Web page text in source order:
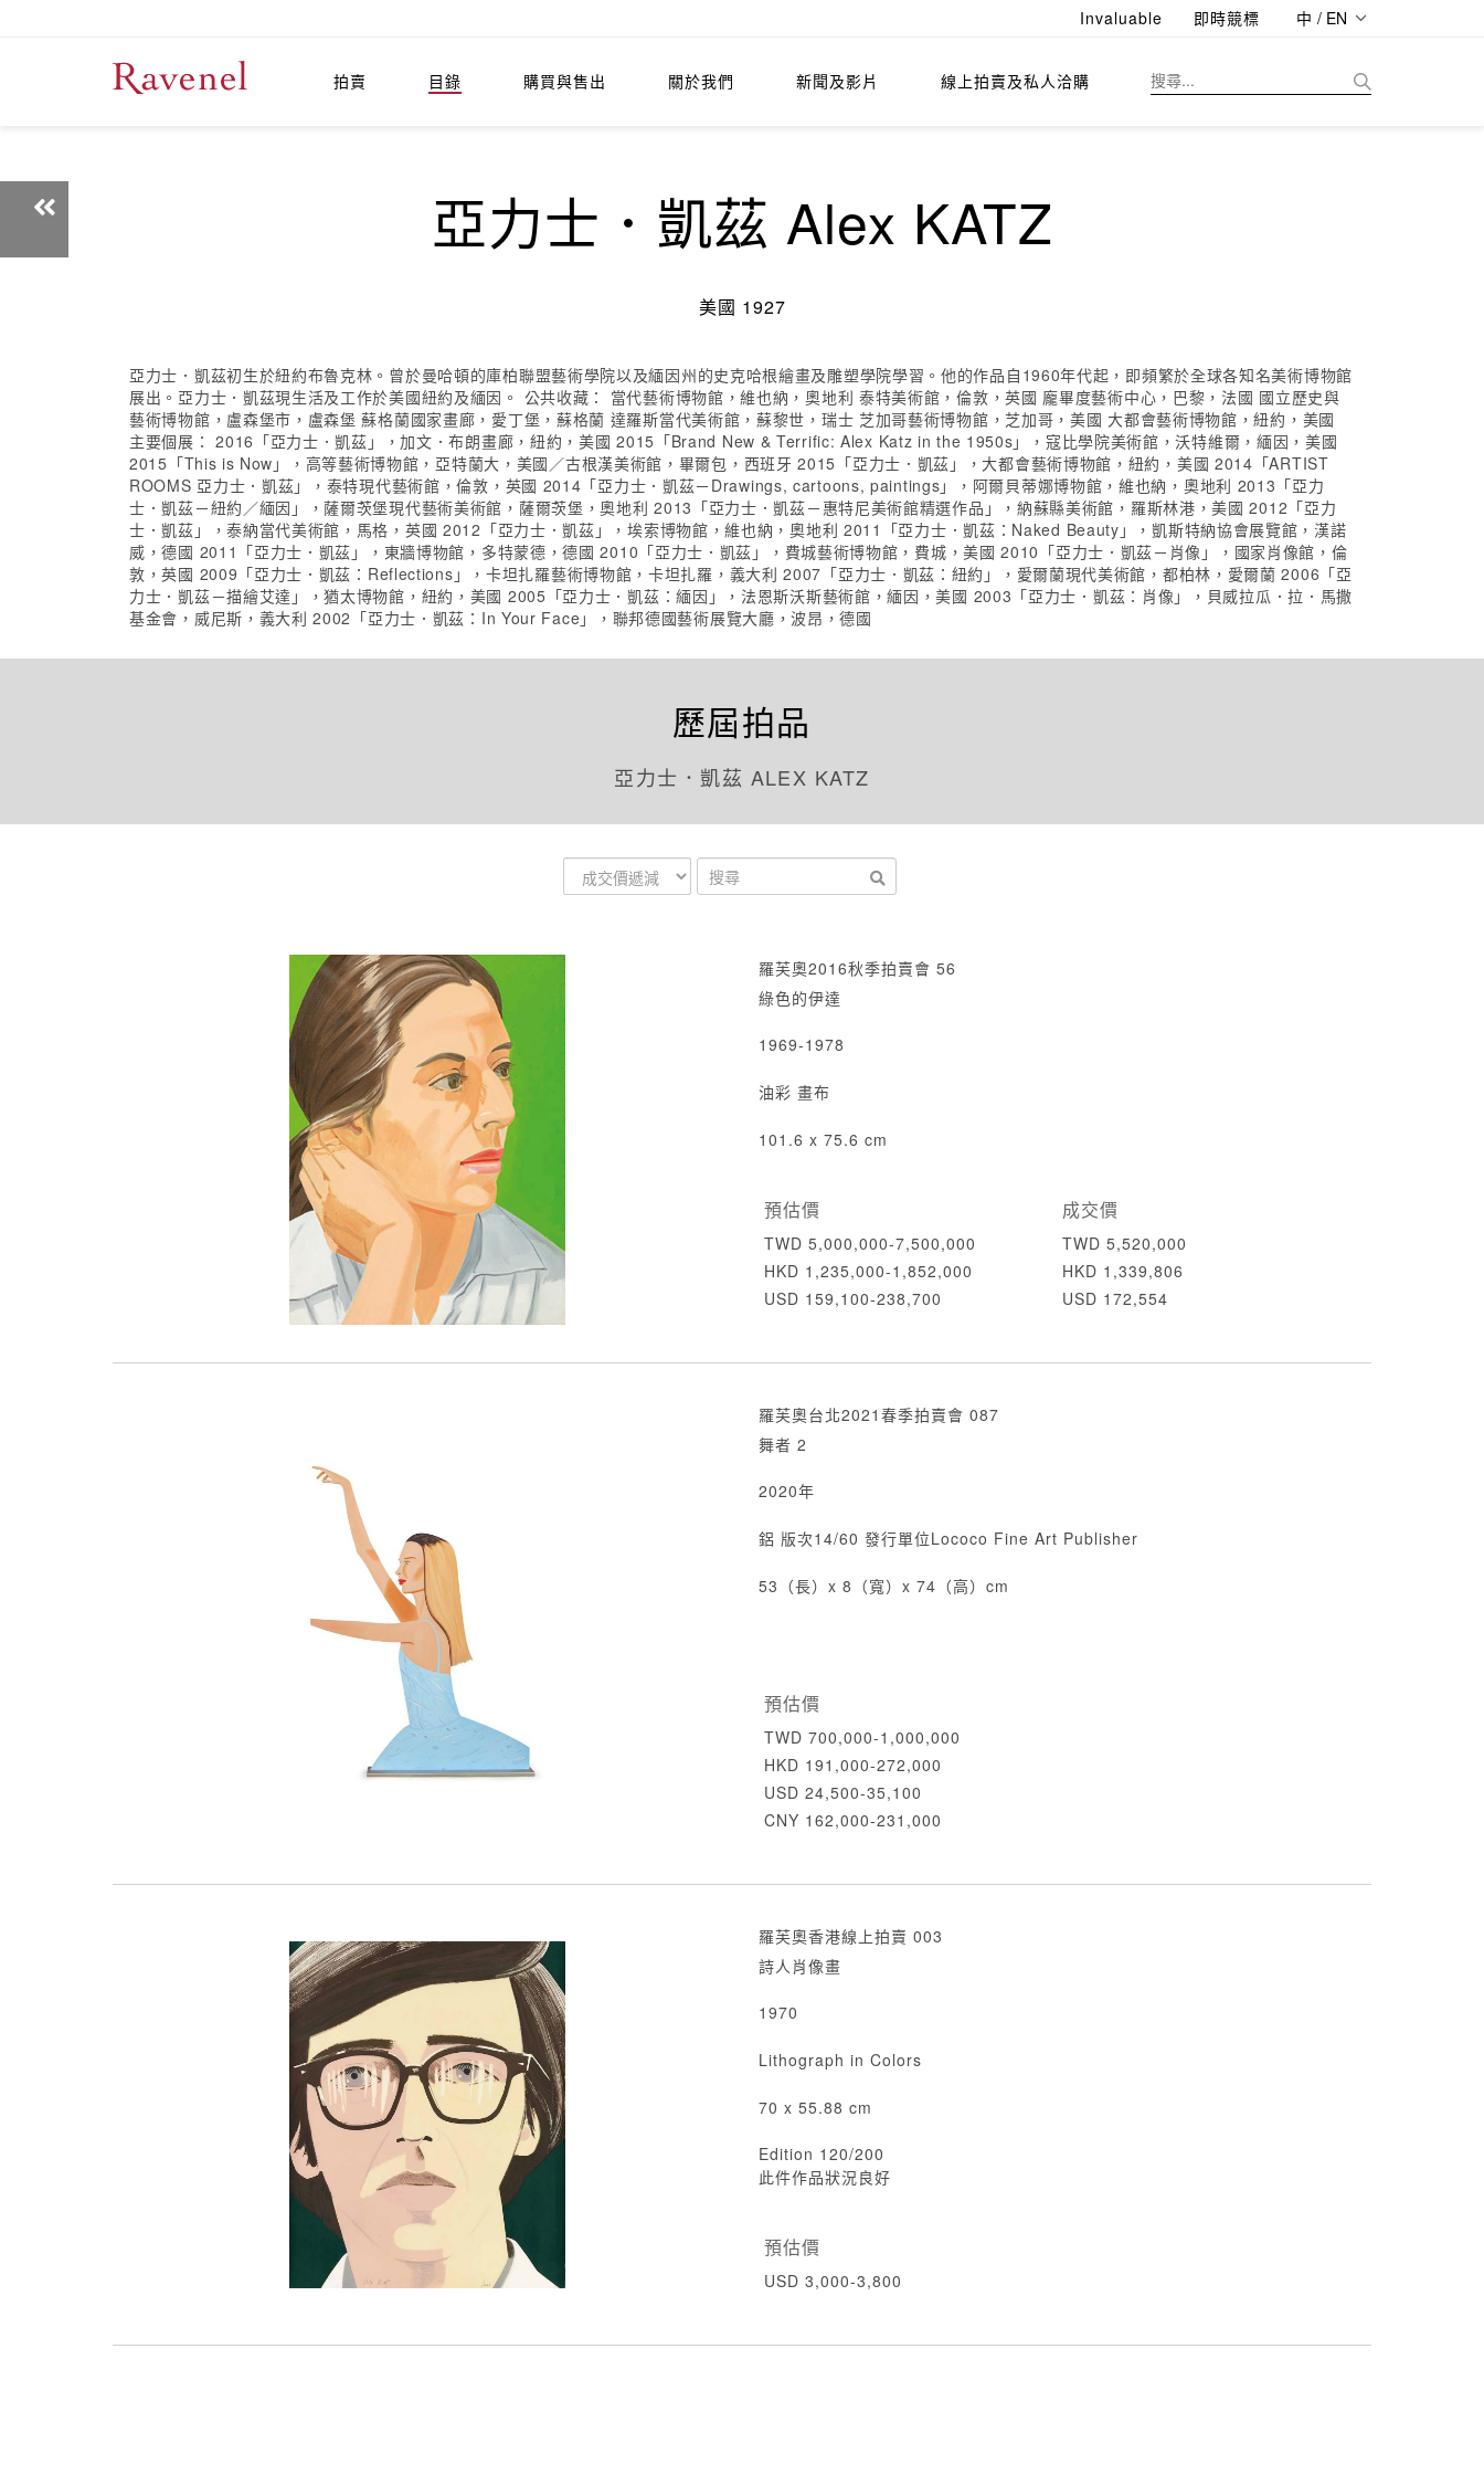
Invaluable 即時競標 中 / EN
拍賣 目錄 購買與售出 關於我們 新聞及影片 線上拍賣及私人洽購
亞力士．凱茲 Alex KATZ
美國 1927
亞力士．凱茲初生於紐約布魯克林。曾於曼哈頓的庫柏聯盟藝術學院以及緬因州的史克哈根繪畫及雕塑學院學習。他的作品自1960年代起，即頻繁於全球各知名美術博物館
展出。亞力士．凱茲現生活及工作於美國紐約及緬因。 公共收藏： 當代藝術博物館，維也納，奧地利 泰特美術館，倫敦，英國 龐畢度藝術中心，巴黎，法國 國立歷史與
藝術博物館，盧森堡市，盧森堡 蘇格蘭國家畫廊，愛丁堡，蘇格蘭 達羅斯當代美術館，蘇黎世，瑞士 芝加哥藝術博物館，芝加哥，美國 大都會藝術博物館，紐約，美國
主要個展： 2016「亞力士．凱茲」，加文．布朗畫廊，紐約，美國 2015「Brand New & Terrific: Alex Katz in the 1950s」，寇比學院美術館，沃特維爾，緬因，美國
2015「This is Now」，高等藝術博物館，亞特蘭大，美國／古根漢美術館，畢爾包，西班牙 2015「亞力士．凱茲」，大都會藝術博物館，紐約，美國 2014「ARTIST
ROOMS 亞力士．凱茲」，泰特現代藝術館，倫敦，英國 2014「亞力士．凱茲－Drawings, cartoons, paintings」，阿爾貝蒂娜博物館，維也納，奧地利 2013「亞力
士．凱茲－紐約／緬因」，薩爾茨堡現代藝術美術館，薩爾茨堡，奧地利 2013「亞力士．凱茲－惠特尼美術館精選作品」，納蘇縣美術館，羅斯林港，美國 2012「亞力
士．凱茲」，泰納當代美術館，馬格，英國 2012「亞力士．凱茲」，埃索博物館，維也納，奧地利 2011「亞力士．凱茲：Naked Beauty」，凱斯特納協會展覽館，漢諾
威，德國 2011「亞力士．凱茲」，東牆博物館，多特蒙德，德國 2010「亞力士．凱茲」，費城藝術博物館，費城，美國 2010「亞力士．凱茲－肖像」，國家肖像館，倫
敦，英國 2009「亞力士．凱茲：Reflections」，卡坦扎羅藝術博物館，卡坦扎羅，義大利 2007「亞力士．凱茲：紐約」，愛爾蘭現代美術館，都柏林，愛爾蘭 2006「亞
力士．凱茲－描繪艾達」，猶太博物館，紐約，美國 2005「亞力士．凱茲：緬因」，法恩斯沃斯藝術館，緬因，美國 2003「亞力士．凱茲：肖像」，貝威拉瓜．拉．馬撒
基金會，威尼斯，義大利 2002「亞力士．凱茲：In Your Face」，聯邦德國藝術展覽大廳，波昂，德國
歷屆拍品
亞力士．凱茲 ALEX KATZ
羅芙奧2016秋季拍賣會 56
綠色的伊達
1969-1978
油彩 畫布
101.6 x 75.6 cm
預估價
TWD 5,000,000-7,500,000
HKD 1,235,000-1,852,000
USD 159,100-238,700
成交價
TWD 5,520,000
HKD 1,339,806
USD 172,554
羅芙奧台北2021春季拍賣會 087
舞者 2
2020年
鋁 版次14/60 發行單位Lococo Fine Art Publisher
53（長）x 8（寬）x 74（高）cm
預估價
TWD 700,000-1,000,000
HKD 191,000-272,000
USD 24,500-35,100
CNY 162,000-231,000
羅芙奧香港線上拍賣 003
詩人肖像畫
1970
Lithograph in Colors
70 x 55.88 cm
Edition 120/200
此件作品狀況良好
預估價
USD 3,000-3,800